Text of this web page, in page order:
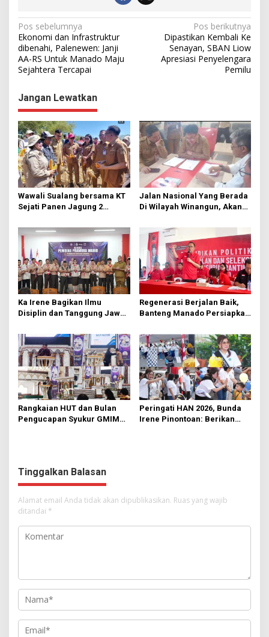
N
a
v
g
a
s
i
p
o
s
Pos sebelumnya
Ekonomi dan Infrastruktur
dibenahi, Palenewen: Janji
AA-RS Untuk Manado Maju
Sejahtera Tercapai
Pos berikutnya
Dipastikan Kembali Ke
Senayan, SBAN Liow
Apresiasi Penyelengara
Pemilu
Jangan Lewatkan
Wawali Sualang bersama KT
Sejati Panen Jagung 2
Jalan Nasional Yang Berada
Di Wilayah Winangun, Akan
Ka Irene Bagikan Ilmu
Disiplin dan Tanggung Jawab
Manado
Regenerasi Berjalan Baik,
Banteng Manado Persiapkan
Rumput
Rangkaian HUT dan Bulan
Pengucapan Syukur GMIM
Peringati HAN 2026, Bunda
Irene Pinontoan: Berikan
Tinggalkan Balasan
Alamat email Anda tidak akan dipublikasikan. Ruas yang wajib
ditandai *